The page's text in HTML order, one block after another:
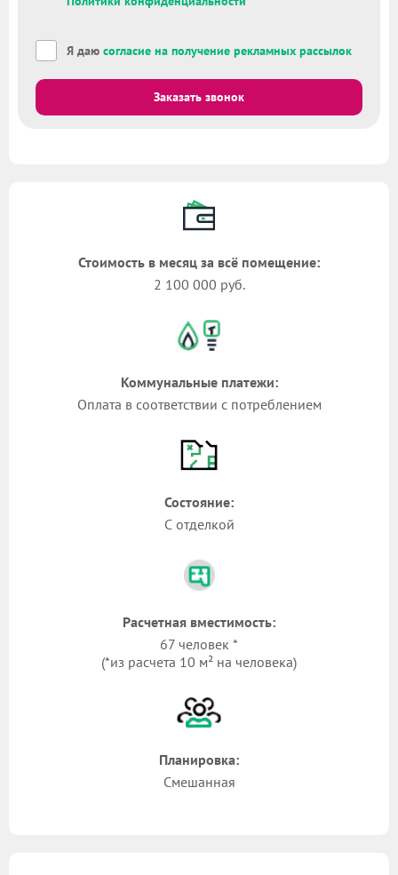
Я даю согласие на получение рекламных рассылок
Заказать звонок
Стоимость в месяц за всё помещение:
2 100 000 руб.
Коммунальные платежи:
Оплата в соответствии с потреблением
Состояние:
С отделкой
Расчетная вместимость:
67 человек *
(*из расчета 10 м² на человека)
Планировка:
Смешанная